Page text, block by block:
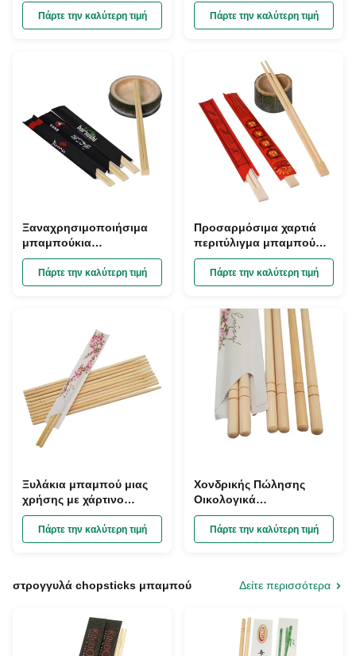
θερμοκρασίας και
συσκευασία με
Πάρτε την καλύτερη τιμή
και προσαρμοσμένη
συσκευασία για φιλική
χρήση μιας χρήσης
Πάρτε την καλύτερη τιμή
Ξαναχρησιμοποιήσιμα
μπαμπούκια
κατασκευασμένα από
100% φυσικό μπαμπού
Moso με αποστείρωση
συσκευασία λογότυπου
Πάρτε την καλύτερη τιμή
Προσαρμόσιμα χαρτιά
περιτύλιγμα μπαμπού
μπαμπού στα μεγέθη
210/230/240mm
Κατασκευασμένα από
Moso
Πάρτε την καλύτερη τιμή
Ξυλάκια μπαμπού μιας
χρήσης με χάρτινο
περιτύλιγμα, στρογγυλό
σχήμα και μικρό
λουλουδάτο τύπωμα
Πάρτε την καλύτερη τιμή
Χονδρικής Πώλησης
Οικολογικά
Προσαρμόσιμα Ξυλάκια
Μπαμπού μιας Χρήσης
με Πάχος 4.0-5.0mm για
Πάρτε την καλύτερη τιμή
στρογγυλά chopsticks μπαμπού Δείτε περισσότερα